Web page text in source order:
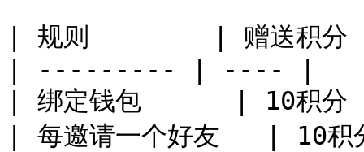
| 规则        | 赠送积
| --------- | ---- |
| 绑定钱包      | 10积
| 每邀请一个好友   | 10